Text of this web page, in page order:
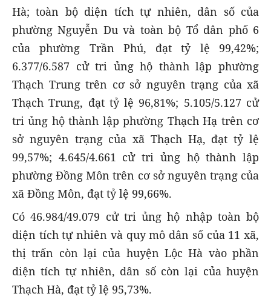
Hà; toàn bộ diện tích tự nhiên, dân số của
phường Nguyễn Du và toàn bộ Tổ dân phố 6
của phường Trần Phú, đạt tỷ lệ 99,42%;
6.377/6.587 cử tri ủng hộ thành lập phường
Thạch Trung trên cơ sở nguyên trạng của xã
Thạch Trung, đạt tỷ lệ 96,81%; 5.105/5.127 cử
tri ủng hộ thành lập phường Thạch Hạ trên cơ
sở nguyên trạng của xã Thạch Hạ, đạt tỷ lệ
99,57%; 4.645/4.661 cử tri ủng hộ thành lập
phường Đồng Môn trên cơ sở nguyên trạng của
xã Đồng Môn, đạt tỷ lệ 99,66%.
Có 46.984/49.079 cử tri ủng hộ nhập toàn bộ
diện tích tự nhiên và quy mô dân số của 11 xã,
thị trấn còn lại của huyện Lộc Hà vào phần
diện tích tự nhiên, dân số còn lại của huyện
Thạch Hà, đạt tỷ lệ 95,73%.